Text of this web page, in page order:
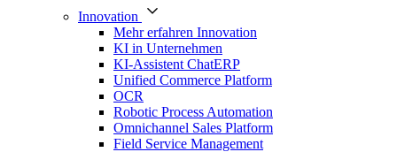
Innovation
Mehr erfahren Innovation
KI in Unternehmen
KI-Assistent ChatERP
Unified Commerce Platform
OCR
Robotic Process Automation
Omnichannel Sales Platform
Field Service Management